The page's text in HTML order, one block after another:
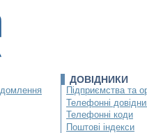
ДОВІДНИКИ
Підприємства та
Телефонні
Телефонні коди
Поштові індекси